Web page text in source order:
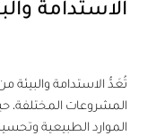
الاستدامة والبيئة
تُعَدُّ الاستدامة والبيئة من
المشروعات المختلفة، حيث
الموارد الطبيعية وتحسين